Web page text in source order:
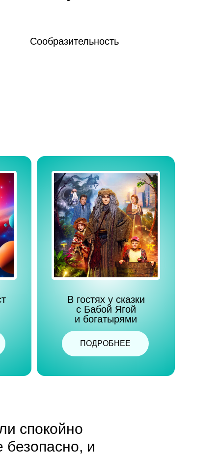
Сообразительность
спокойно
и
ПОДРОБНЕЕ
В гостях у сказки
с Бабой Ягой
и богатырями